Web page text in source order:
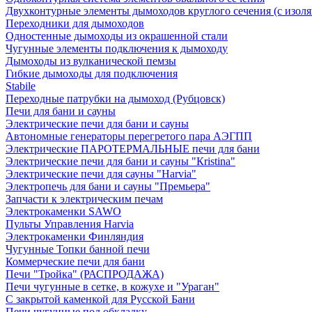
Двухконтурные элементы дымоходов круглого сечения (с
Переходники для дымоходов
Одностенные дымоходы из окрашенной стали
Чугунные элементы подключения к дымоходу
Дымоходы из вулканической пемзы
Гибкие дымоходы для подключения
Stabile
Переходные патрубки на дымоход (Рубцовск)
Печи для бани и сауны
Электрические печи для бани и сауны
Автономные генераторы перегретого пара АЭГПП
Электрические ПАРОТЕРМАЛЬНЫЕ печи для бани
Электрические печи для бани и сауны "Кristina"
Электрические печи для сауны "Harvia"
Электропечь для бани и сауны "Премьера"
Запчасти к электрическим печам
Электрокаменки SAWO
Пульты Управления Harvia
Электрокаменки Финляндия
Чугунные Топки банной печи
Коммерческие печи для бани
Печи "Тройка" (РАСПРОДАЖА)
Печи чугунные в сетке, в кожухе и "Ураган"
С закрытой каменкой для Русской Бани